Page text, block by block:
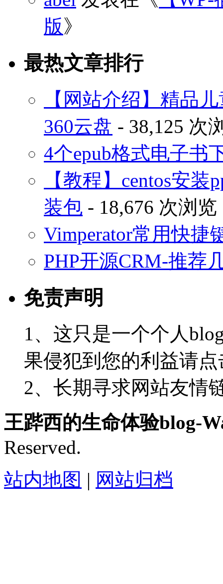
版》
最热文章排行
【网站介绍】精品
360云盘 - 38,125 次
4个epub格式电子书
【教程】centos安
装包 - 18,676 次浏览
Vimperator常用快捷
PHP开源CRM-推荐
免责声明
1、这只是一个个人
果侵犯到您的利益请
2、长期寻求网站友情
王跸西的生命体验blog-
Reserved.
站内地图 | 网站归档